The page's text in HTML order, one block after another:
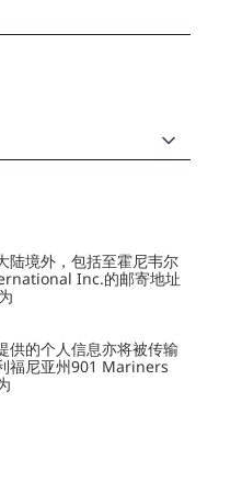
陆境外，包括至霍尼韦尔
Inc.的邮寄地址
供的个人信息亦将被传输
福尼亚州901 Mariners